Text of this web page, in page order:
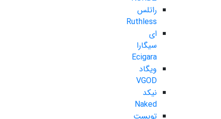
راتلس
Ruthless
ای
سیگارا
Ecigara
ویگاد
VGOD
نیکد
Naked
تویست